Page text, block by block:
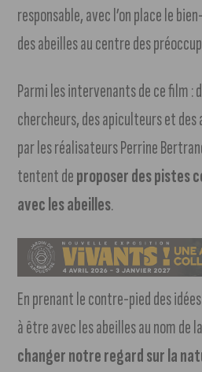
responsable, avec l’on place le
des abeilles au centre des
Parmi les intervenants de ce film :
chercheurs, des apiculteurs et
par les réalisateurs Perrine
tentent deproposer des pistes
avec les abeilles.
En prenant le contre-pied des
à être avec les abeilles au nom de
changer notre regard sur la